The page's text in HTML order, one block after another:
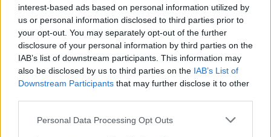
interest-based ads based on personal information utilized by
us or personal information disclosed to third parties prior to
your opt-out. You may separately opt-out of the further
disclosure of your personal information by third parties on the
IAB’s list of downstream participants. This information may
also be disclosed by us to third parties on the IAB’s List of
Downstream Participants that may further disclose it to other
Personal Data Processing Opt Outs